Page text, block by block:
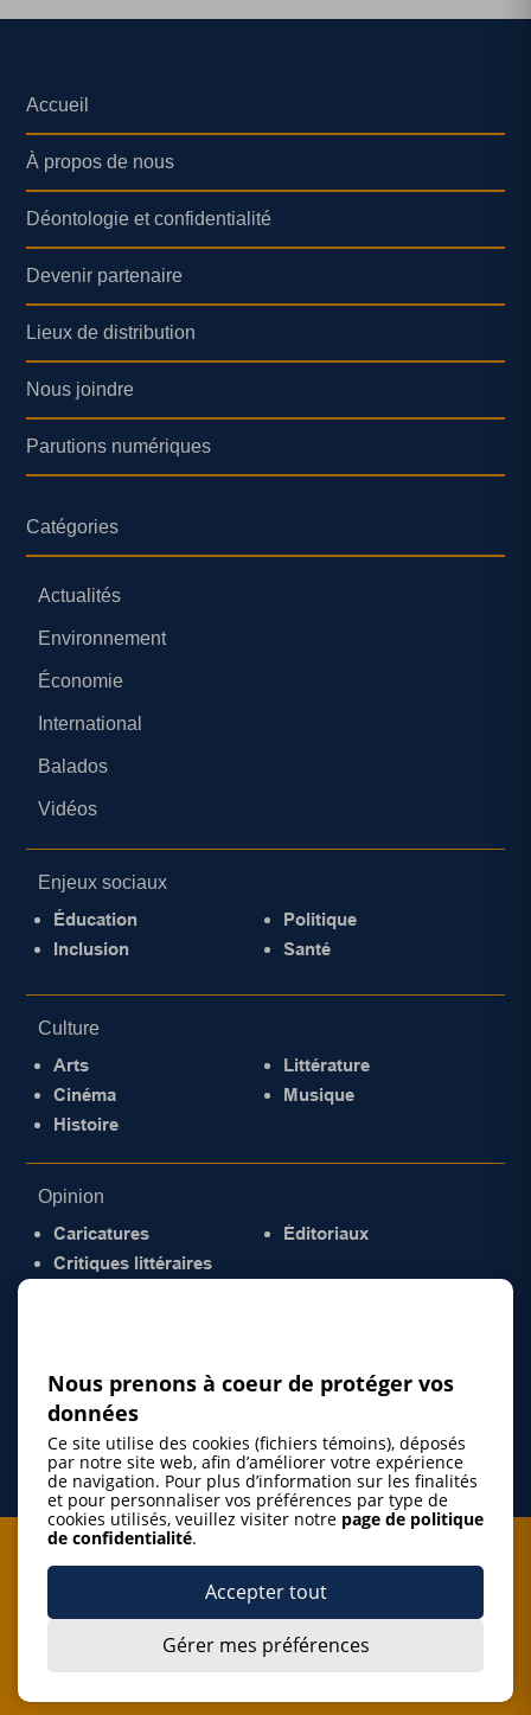
Accueil
À propos de nous
Déontologie et confidentialité
Devenir partenaire
Lieux de distribution
Nous joindre
Parutions numériques
Catégories
Actualités
Environnement
Économie
International
Balados
Vidéos
Enjeux sociaux
Éducation
Inclusion
Politique
Santé
Culture
Arts
Cinéma
Histoire
Littérature
Musique
Opinion
Caricatures
Critiques littéraires
Éditoriaux
Je m'abonne à l'infolettre
J’accepte de m’abonner à l’infolettre de La Gazette de la
Nous prenons à coeur de protéger vos
données
Ce site utilise des cookies (fichiers témoins), déposés
par notre site web, afin d’améliorer votre expérience
de navigation. Pour plus d’information sur les finalités
et pour personnaliser vos préférences par type de
cookies utilisés, veuillez visiter notre page de politique
de confidentialité.
Accepter tout
Gérer mes préférences